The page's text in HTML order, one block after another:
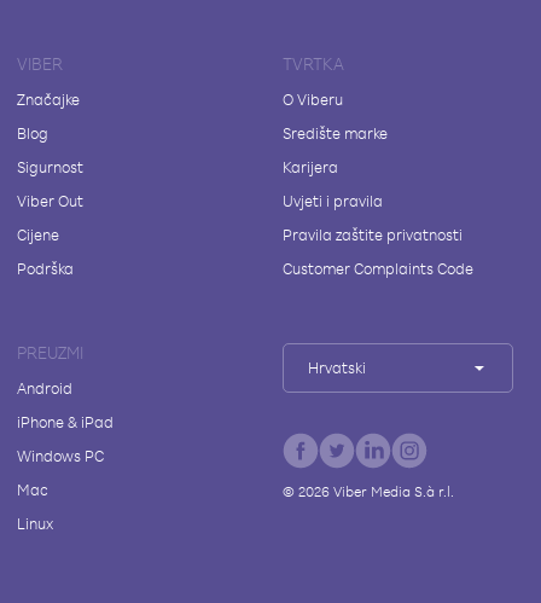
VIBER
Značajke
Blog
Sigurnost
Viber Out
Cijene
Podrška
TVRTKA
O Viberu
Središte marke
Karijera
Uvjeti i pravila
Pravila zaštite privatnosti
Customer Complaints Code
PREUZMI
Android
iPhone & iPad
Windows PC
Mac
Linux
Hrvatski
© 2026Viber Media S.à r.l.